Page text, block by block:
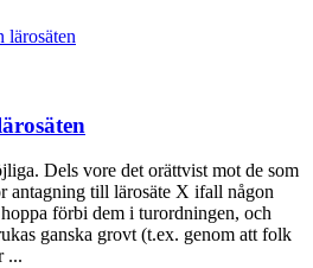
lärosäten
Dels vore det orättvist mot de som
antagning till lärosäte X ifall någon
förbi dem i turordningen, och
ganska grovt (t.ex. genom att folk
...